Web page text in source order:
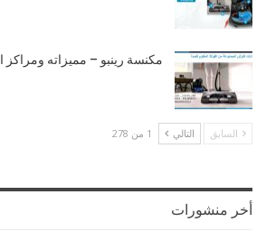
مكنسة رينبو – مميزاته ومراكز
السابق التالي 1 من 278
أخر منشورات